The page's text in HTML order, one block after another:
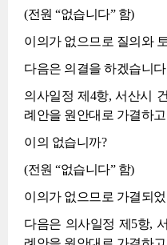
(전원 “없습니다” 함)
이의가 없으므로 질의와
다음은 의결을 하겠습니
의사일정 제4항, 서산시
례안을 원안대로 가결하
이의 없습니까?
(전원 “없습니다” 함)
이의가 없으므로 가결되
다음은 의사일정 제5항,